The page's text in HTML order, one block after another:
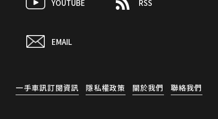
YOUTUBE RSS
EMAIL
一手車訊訂閱資訊 隱私權政策 關於我們 聯絡我們